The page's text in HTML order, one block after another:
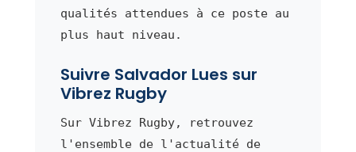
qualités attendues à ce poste au
plus haut niveau.
Suivre Salvador Lues sur
Vibrez Rugby
Sur Vibrez Rugby, retrouvez
l'ensemble de l'actualité de